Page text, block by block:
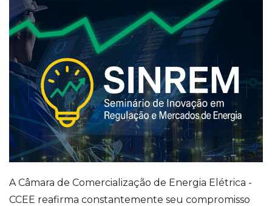
A Câmara de Comercialização de Energia Elétrica -
CCEE reafirma constantemente seu compromisso